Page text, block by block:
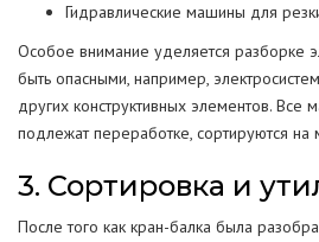
Гидравлические машины для
Особое внимание уделяется разборке
быть опасными, например,
других конструктивных элементов. Все
подлежат переработке, сортируются на
3. Сортировка и
После того как кран-балка была